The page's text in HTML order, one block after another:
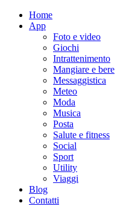
Home
App
Foto e video
Giochi
Intrattenimento
Mangiare e bere
Messaggistica
Meteo
Moda
Musica
Posta
Salute e fitness
Social
Sport
Utility
Viaggi
Blog
Contatti